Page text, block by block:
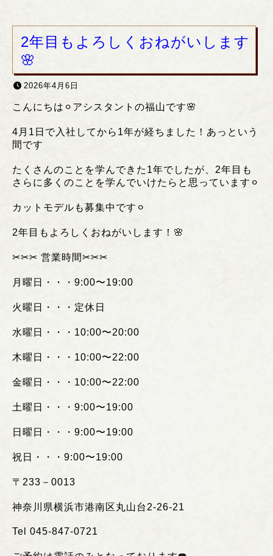
2年目もよろしくおねがいします
🌸
2026年4月6日
こんにちは⚪︎アシスタントの福山です🌸
4月1日で入社してから1年が経ちました！あっという
間です
たくさんのことを学んできた1年でしたが、2年目も
さらに多くのことを学んでいけたらと思っています⚪︎
カットモデルも募集中です⚪︎
2年目もよろしくおねがいします！🌸
✂︎✂︎✂︎ 営業時間✂︎✂︎✂︎
月曜日・・・ 9:00〜19:00
火曜日・・・定休日
水曜日・・・ 10:00〜20:00
木曜日・・・ 10:00〜22:00
金曜日・・・ 10:00〜22:00
土曜日・・・ 9:00〜19:00
日曜日・・・ 9:00〜19:00
祝日・・・ 9:00〜19:00
〒 233 － 0013
神奈川県横浜市港南区丸山台 2-26-21
Tel 045-847-0721